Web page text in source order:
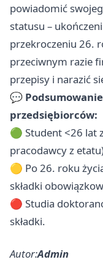
powiadomić
statusu –
przekroczeniu 26.
przeciwnym razie
przepisy i narazić
💬
przedsiębiorców:
🟢 Student <26 lat
pracodawcy z
🟡 Po 26. roku
składki
🔴 Studia
składki.
Autor:Admin